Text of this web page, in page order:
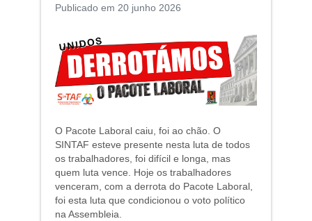
Publicado em 20 junho 2026
O Pacote Laboral caiu, foi ao chão. O
SINTAF esteve presente nesta luta de todos
os trabalhadores, foi difícil e longa, mas
quem luta vence. Hoje os trabalhadores
venceram, com a derrota do Pacote Laboral,
foi esta luta que condicionou o voto político
na Assembleia.